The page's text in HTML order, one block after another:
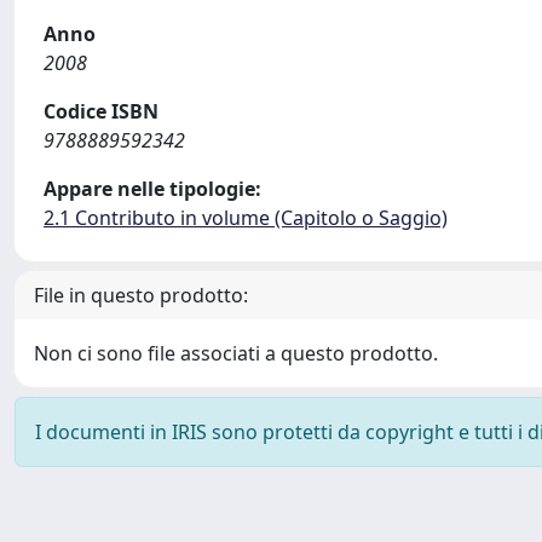
Anno
2008
Codice ISBN
9788889592342
Appare nelle tipologie:
2.1 Contributo in volume (Capitolo o Saggio)
File in questo prodotto:
Non ci sono file associati a questo prodotto.
I documenti in IRIS sono protetti da copyright e tutti i